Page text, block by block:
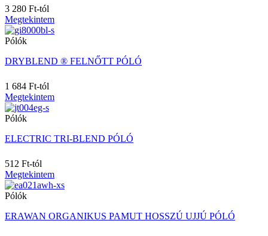
64
66
68
6T (2XL)
7/8
70
70X140
8
8-R
8-S
8A
3 280 Ft-tól
Megtekintem
Pólók
DRYBLEND ® FELNŐTT PÓLÓ
1 684 Ft-tól
Megtekintem
Pólók
ELECTRIC TRI-BLEND PÓLÓ
512 Ft-tól
Megtekintem
Pólók
ERAWAN ORGANIKUS PAMUT HOSSZÚ UJJÚ PÓLÓ